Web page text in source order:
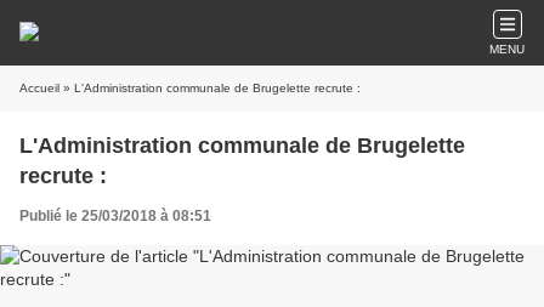
MENU
Accueil » L'Administration communale de Brugelette recrute :
L'Administration communale de Brugelette
recrute :
Publié le 25/03/2018 à 08:51